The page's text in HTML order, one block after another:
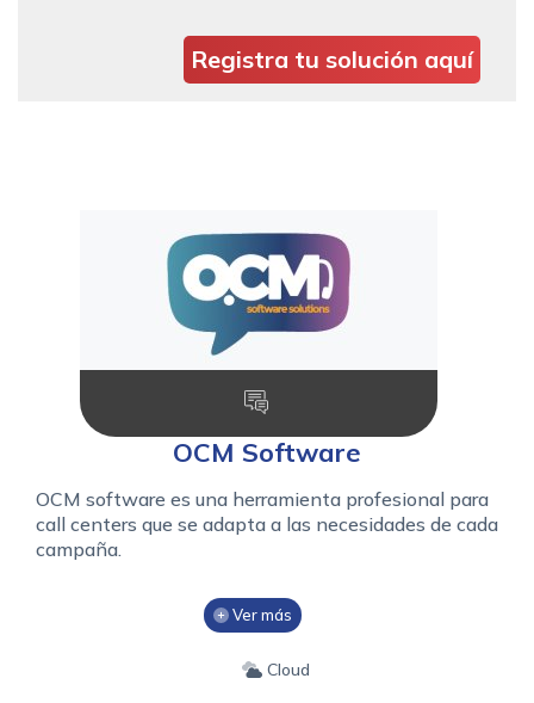
Registra tu solución aquí
OCM Software
OCM software es una herramienta profesional para
call centers que se adapta a las necesidades de cada
campaña.
Ver más
Cloud